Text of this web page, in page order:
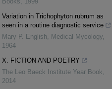
Variation in Trichophyton rubrum as
seen in a routine diagnostic service
Mary P. English, Medical Mycology,
1964
X. FICTION AND POETRY
The Leo Baeck Institute Year Book,
2014